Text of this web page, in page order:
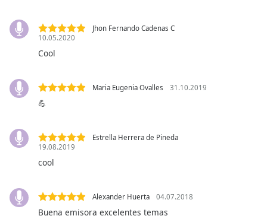
off
selected
Picture-
in-
This
Beginning
Jhon Fernando Cadenas C
10.05.2020
Cool
Maria Eugenia Ovalles 31.10.2019
💪
Estrella Herrera de Pineda
19.08.2019
cool
Alexander Huerta 04.07.2018
Buena emisora excelentes temas